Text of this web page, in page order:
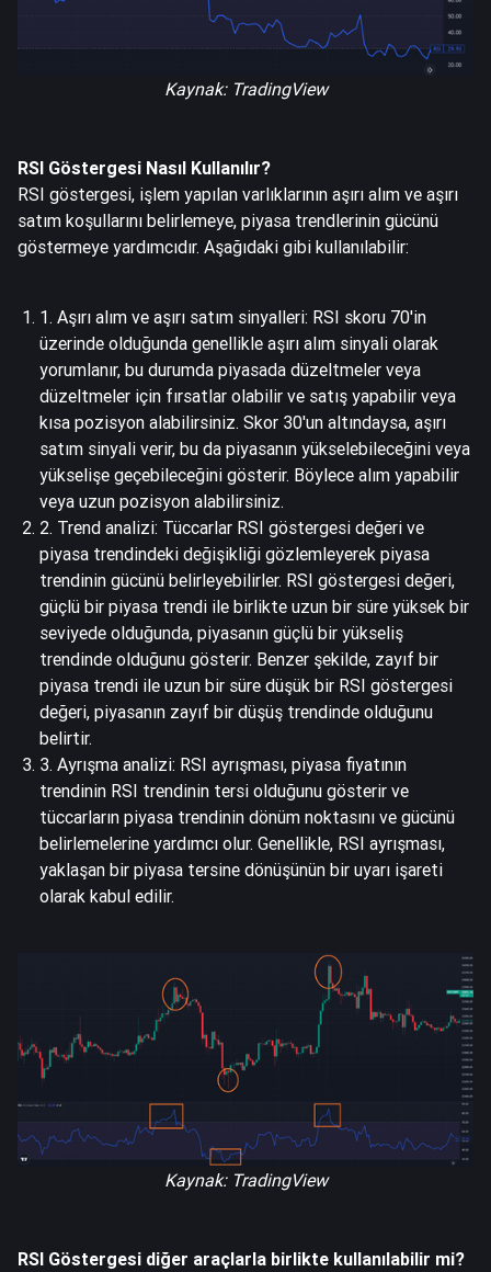
Kaynak: TradingView
RSI Göstergesi Nasıl Kullanılır?
RSI göstergesi, işlem yapılan varlıklarının aşırı alım ve aşırı
satım koşullarını belirlemeye, piyasa trendlerinin gücünü
göstermeye yardımcıdır. Aşağıdaki gibi kullanılabilir:
1. Aşırı alım ve aşırı satım sinyalleri: RSI skoru 70'in
üzerinde olduğunda genellikle aşırı alım sinyali olarak
yorumlanır, bu durumda piyasada düzeltmeler veya
düzeltmeler için fırsatlar olabilir ve satış yapabilir veya
kısa pozisyon alabilirsiniz. Skor 30'un altındaysa, aşırı
satım sinyali verir, bu da piyasanın yükselebileceğini veya
yükselişe geçebileceğini gösterir. Böylece alım yapabilir
veya uzun pozisyon alabilirsiniz.
2. Trend analizi: Tüccarlar RSI göstergesi değeri ve
piyasa trendindeki değişikliği gözlemleyerek piyasa
trendinin gücünü belirleyebilirler. RSI göstergesi değeri,
güçlü bir piyasa trendi ile birlikte uzun bir süre yüksek bir
seviyede olduğunda, piyasanın güçlü bir yükseliş
trendinde olduğunu gösterir. Benzer şekilde, zayıf bir
piyasa trendi ile uzun bir süre düşük bir RSI göstergesi
değeri, piyasanın zayıf bir düşüş trendinde olduğunu
belirtir.
3. Ayrışma analizi: RSI ayrışması, piyasa fiyatının
trendinin RSI trendinin tersi olduğunu gösterir ve
tüccarların piyasa trendinin dönüm noktasını ve gücünü
belirlemelerine yardımcı olur. Genellikle, RSI ayrışması,
yaklaşan bir piyasa tersine dönüşünün bir uyarı işareti
olarak kabul edilir.
Kaynak: TradingView
RSI Göstergesi diğer araçlarla birlikte kullanılabilir mi?